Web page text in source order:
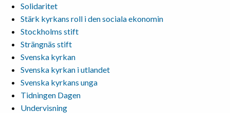
Solidaritet
Stärk kyrkans roll i den sociala ekonomin
Stockholms stift
Strängnäs stift
Svenska kyrkan
Svenska kyrkan i utlandet
Svenska kyrkans unga
Tidningen Dagen
Undervisning